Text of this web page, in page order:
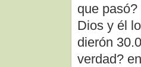
que
Dios y él
dierón
verdad?